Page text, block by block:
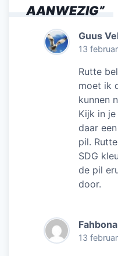
AANWEZIG”
Guus
13
Rutte
moet ik
kunnen
Kijk in
daar
pil.
SDG
de pil
door.
13